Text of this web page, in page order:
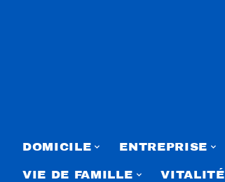
DOMICILE ENTREPRISE
VIE DE FAMILLE VITALITÉ